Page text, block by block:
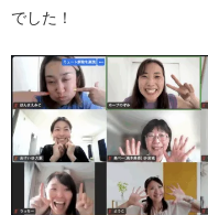
でした！